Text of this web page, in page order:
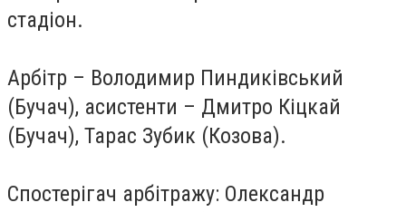
стадіон.
Арбітр – Володимир Пиндиківський
(Бучач), асистенти – Дмитро Кіцкай
(Бучач), Тарас Зубик (Козова).
Спостерігач арбітражу: Олександр